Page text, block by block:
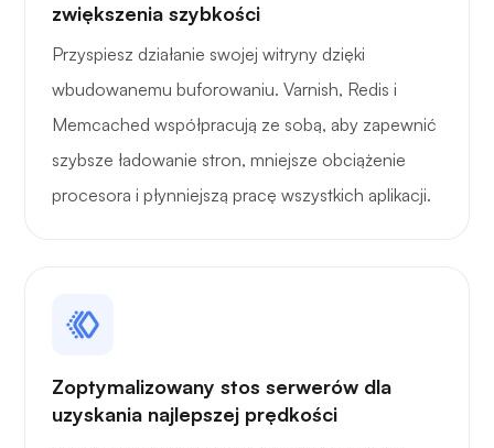
Playtube
Grafana
zwiększenia szybkości
Przyspiesz działanie swojej witryny dzięki
wbudowanemu buforowaniu. Varnish, Redis i
Memcached współpracują ze sobą, aby zapewnić
szybsze ładowanie stron, mniejsze obciążenie
procesora i płynniejszą pracę wszystkich aplikacji.
Zoptymalizowany stos serwerów dla
uzyskania najlepszej prędkości